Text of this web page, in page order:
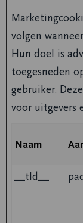
volgen
Hun doel is
toegesneden
gebruiker.
voor uitgevers
Naam
__tld__